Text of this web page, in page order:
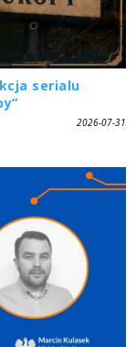
serialu
2026-07-31